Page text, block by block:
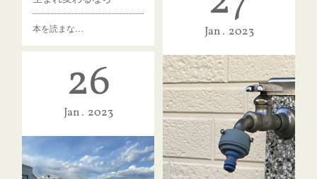
本を読まな… Jan 2023
26
Jan 2023